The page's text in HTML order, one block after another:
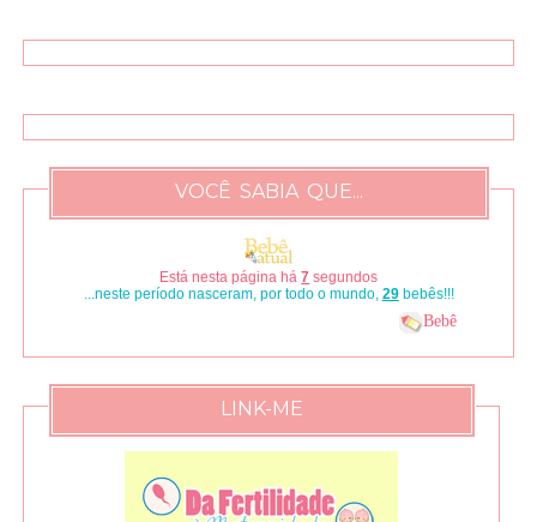
VOCÊ SABIA QUE...
Está nesta página há8 segundos
...neste período nasceram, por todo o mundo, 33bebês!!!
Bebê
LINK-ME